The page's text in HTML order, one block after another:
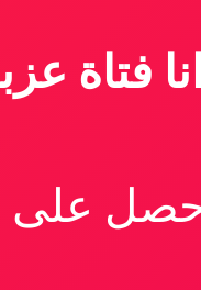
انا فتاة
على